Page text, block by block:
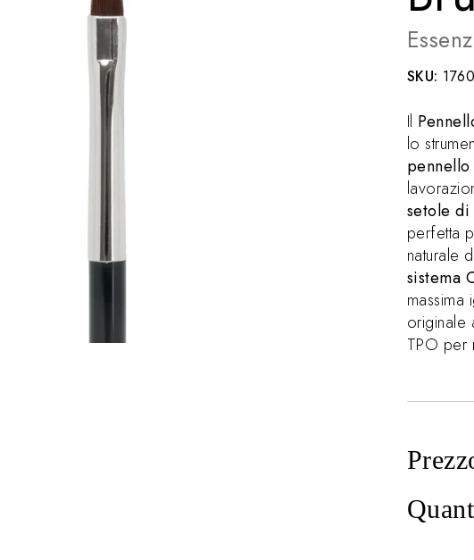
SKU:
Il
lo
setole
perfetta
naturale
sistema
originale
TPO per